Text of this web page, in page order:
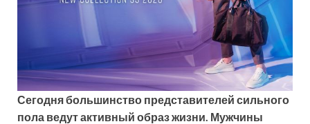
Сегодня большинство представителей сильного
пола ведут активный образжизни. Мужчины